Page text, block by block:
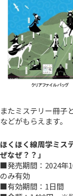
またミステリー冊子
などがもらえます。
ほくほく線周学ミス
ぜなぜ？？」
■発売期間：2024年
のみ有効
■有効期間：1日間